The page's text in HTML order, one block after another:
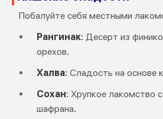
Побалуйте себя местными
Рангинак: Десерт из
орехов.
Халва: Сладость на основе
Сохан: Хрупкое лакомство
шафрана.